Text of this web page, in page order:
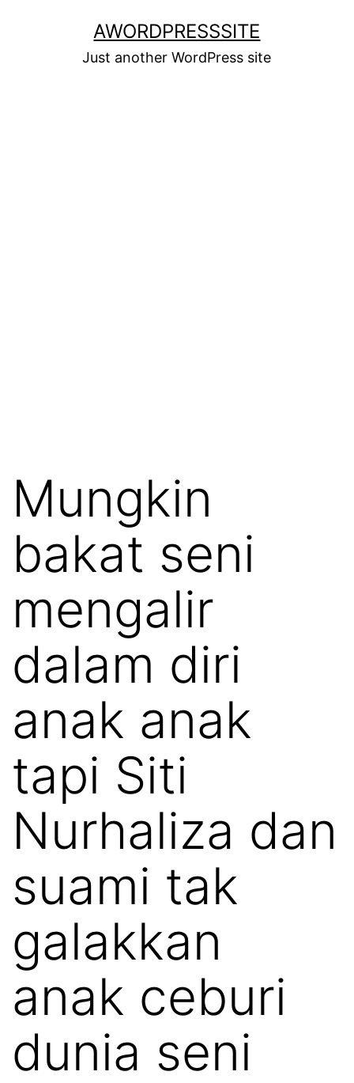
AWORDPRESSSITE
Just another WordPress site
Mungkin
bakat seni
mengalir
dalam diri
anak anak
tapi Siti
Nurhaliza dan
suami tak
galakkan
anak ceburi
dunia seni